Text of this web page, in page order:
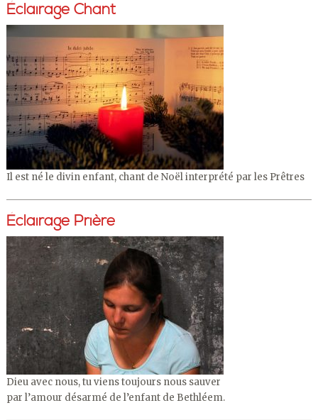
Éclairage Chant
Il est né le divin enfant, chant de Noël interprété par les Prêtres
Éclairage Prière
Dieu avec nous, tu viens toujours nous sauver
par l’amour désarmé de l’enfant de Bethléem.